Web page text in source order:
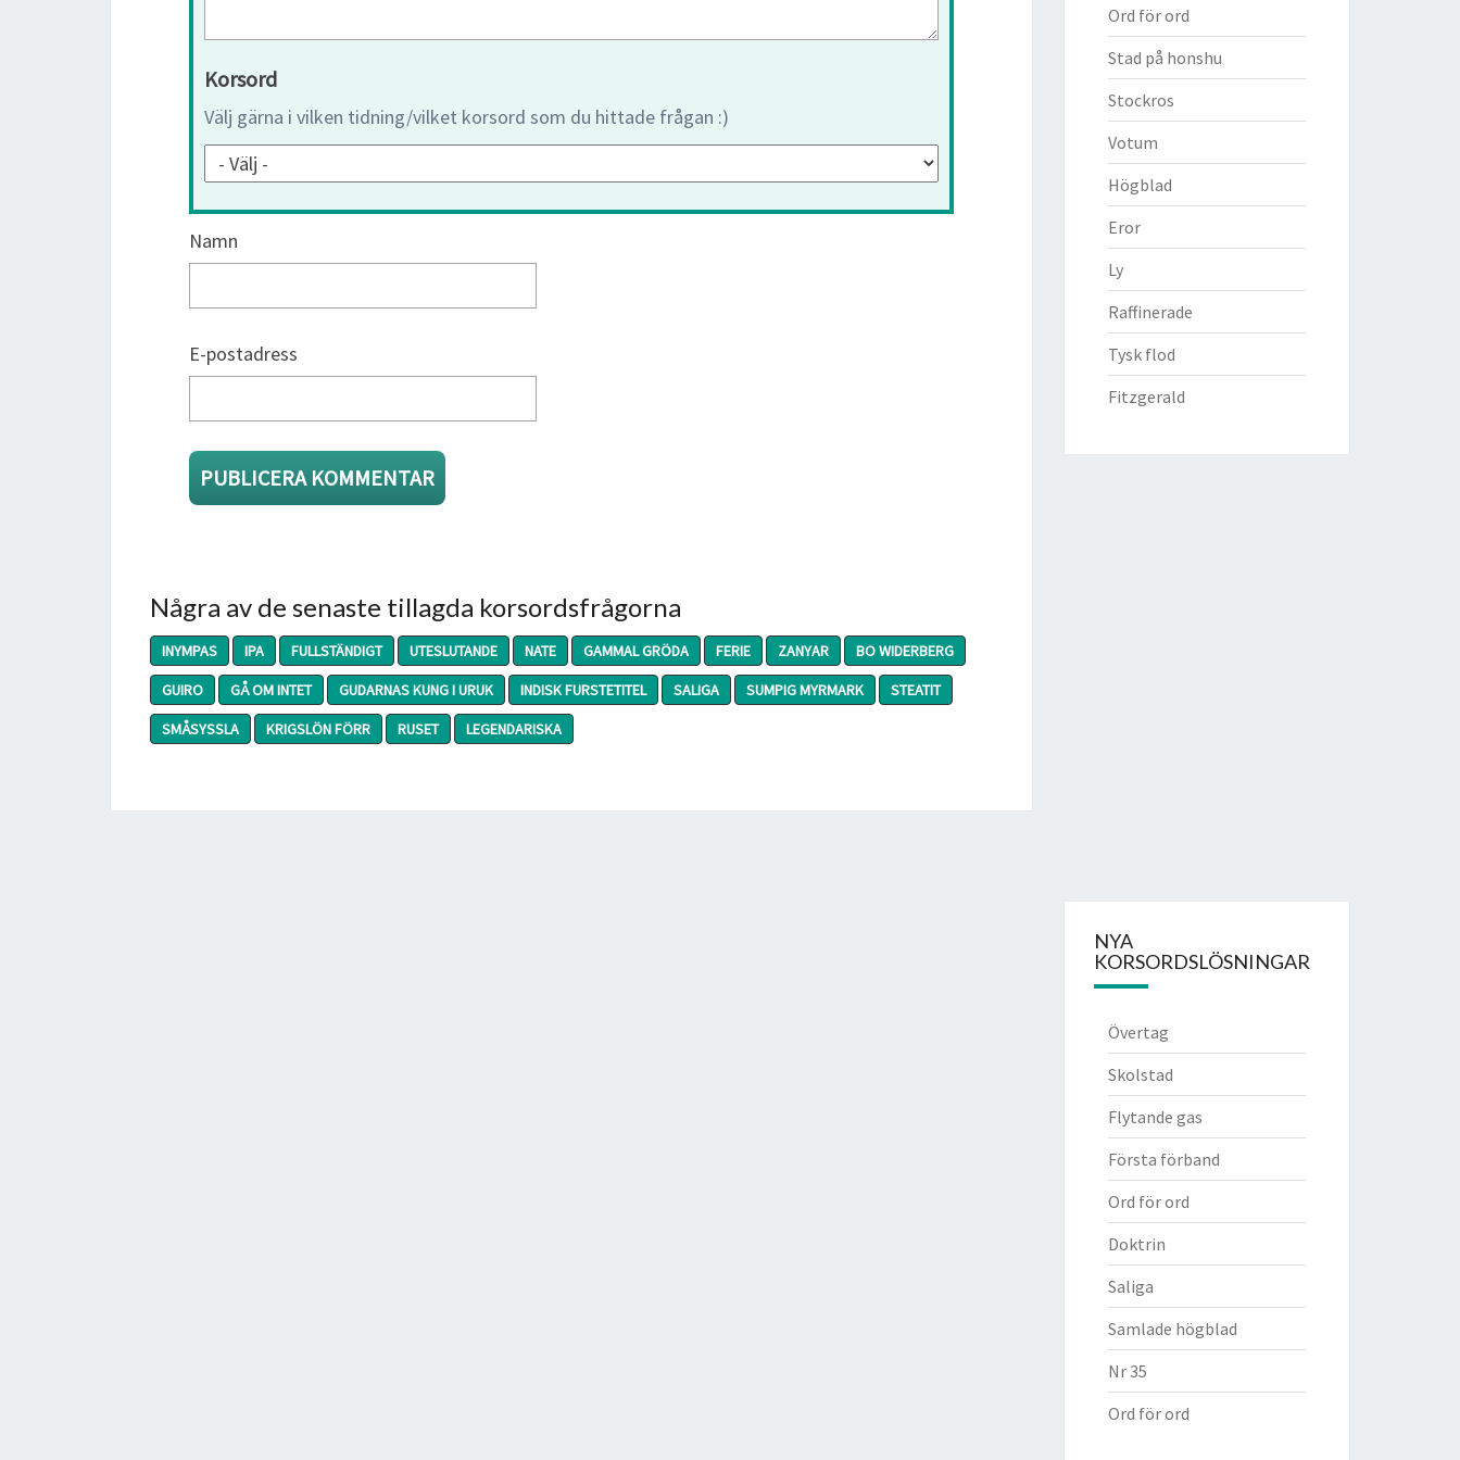
Korsord
Välj gärna i vilken tidning/vilket korsord som du hittade frågan :)
Namn
E-postadress
Några av de senaste tillagda korsordsfrågorna
INYMPAS IPA FULLSTÄNDIGT UTESLUTANDE NATE GAMMAL GRÖDA FERIE ZANYAR
BO WIDERBERG
GUIRO
GÅ OM INTET GUDARNAS KUNG I URUK INDISK FURSTETITEL SALIGA SUMPIG MYRMARK
STEATIT
SMÅSYSSLA
KRIGSLÖN FÖRR RUSET LEGENDARISKA
Ord för ord
Stad på honshu
Stockros
Votum
Högblad
Eror
Ly
Raffinerade
Tysk flod
Fitzgerald
NYA
KORSORDSLÖSNINGAR
Övertag
Skolstad
Flytande gas
Första förband
Ord för ord
Doktrin
Saliga
Samlade högblad
Nr 35
Ord för ord